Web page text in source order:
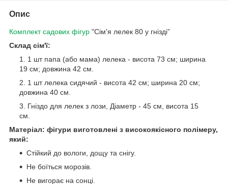
Опис
Комплект садових фігур "Сім'я лелек 80 у гнізді”
Склад сім'ї:
1 шт папа (або мама) лелека - висота 73 см; ширина
19 см; довжина 42 см.
1 шт лелека сидячий - висота 42 см; ширина 20 см;
довжина 40 см.
Гніздо для лелек з лози, Діаметр - 45 см, висота 15
см.
Матеріал: фігури виготовлені з високоякісного полімеру,
який:
Стійкий до вологи, дощу та снігу.
Не боїться морозів.
Не вигорає на сонці.